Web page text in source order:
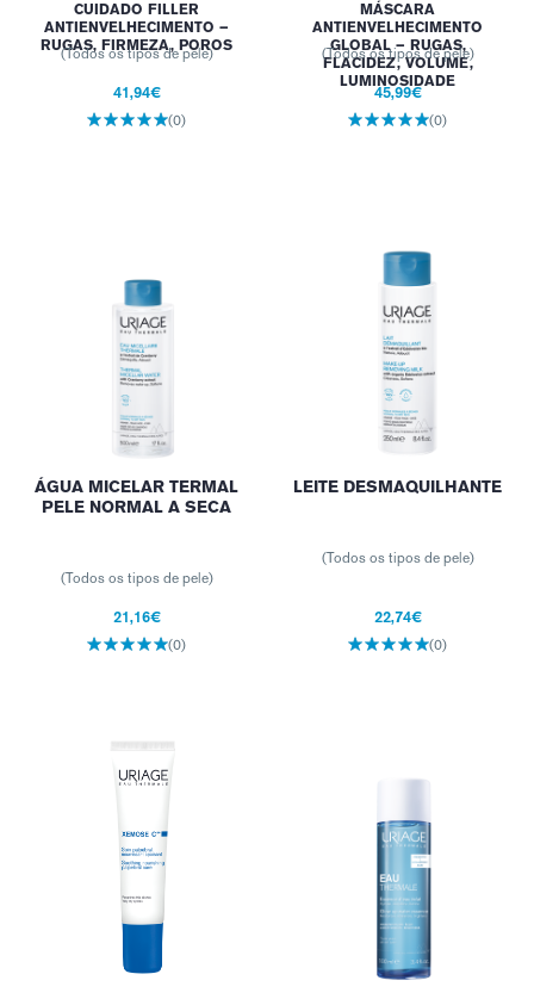
CUIDADO FILLER
ANTIENVELHECIMENTO –
RUGAS, FIRMEZA, POROS
(Todos os tipos de pele)
41,94€
(0)
MÁSCARA
ANTIENVELHECIMENTO
GLOBAL – RUGAS,
FLACIDEZ, VOLUME,
LUMINOSIDADE
(Todos os tipos de pele)
45,99€
(0)
ÁGUA MICELAR TERMAL
PELE NORMAL A SECA
(Todos os tipos de pele)
21,16€
(0)
LEITE DESMAQUILHANTE
(Todos os tipos de pele)
22,74€
(0)